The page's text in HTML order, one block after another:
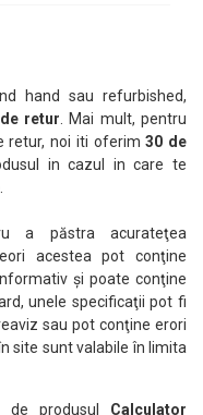
hand sau refurbished,
retur . Mai mult, pentru
retur, noi iti oferim30 de
in cazul in care te
a păstra acurateţea
acestea pot conţine
şi poate conţine
unele specificaţii pot fi
sau pot conţine erori
site sunt valabile în limita
de produsul Calculator